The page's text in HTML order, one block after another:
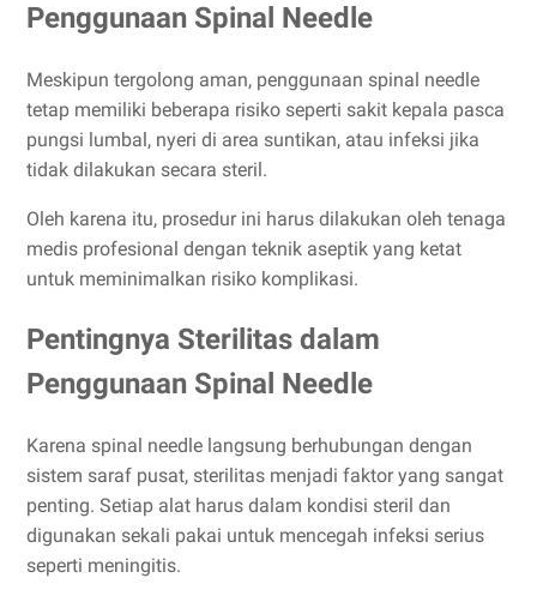
Penggunaan Spinal Needle
Meskipun tergolong aman, penggunaan spinal needle
tetap memiliki beberapa risiko seperti sakit kepala pasca
pungsi lumbal, nyeri di area suntikan, atau infeksi jika
tidak dilakukan secara steril.
Oleh karena itu, prosedur ini harus dilakukan oleh tenaga
medis profesional dengan teknik aseptik yang ketat
untuk meminimalkan risiko komplikasi.
Pentingnya Sterilitas dalam
Penggunaan Spinal Needle
Karena spinal needle langsung berhubungan dengan
sistem saraf pusat, sterilitas menjadi faktor yang sangat
penting. Setiap alat harus dalam kondisi steril dan
digunakan sekali pakai untuk mencegah infeksi serius
seperti meningitis.